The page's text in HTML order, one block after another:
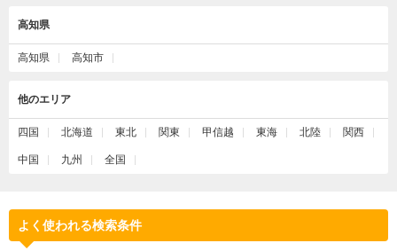
高知県
高知県 高知市
他のエリア
四国 北海道 東北 関東 甲信越 東海 北陸 関西
中国 九州 全国
よく使われる検索条件